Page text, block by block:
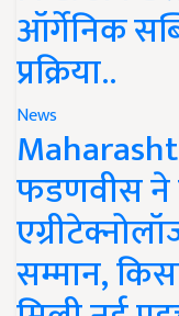
ऑर्गेनिक
प्रक्रिया..
News
फडणवीस ने
सम्मान,